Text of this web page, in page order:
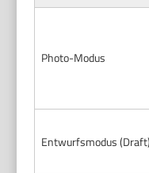
Photo-Modus
Entwurfsmodus (Draft)